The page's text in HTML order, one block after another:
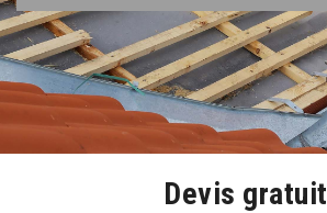
Devis gratuit